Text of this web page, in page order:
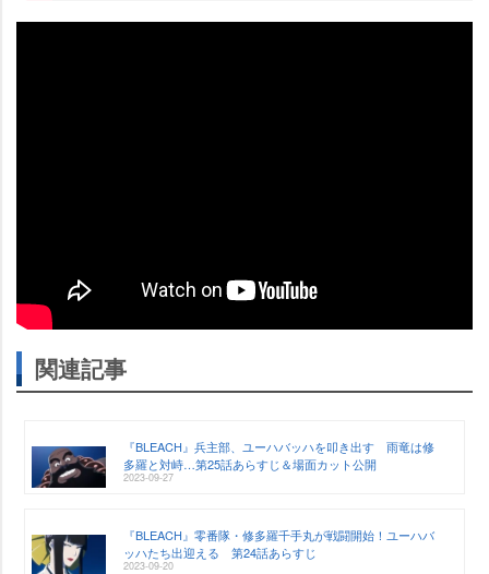
関連記事
『BLEACH』兵主部、ユーハバッハを叩き出す 雨竜は修
多羅と対峙…第25話あらすじ＆場面カット公開
2023-09-27
『BLEACH』零番隊・修多羅千手丸が戦闘開始！ユーハバ
ッハたち出迎える 第24話あらすじ
2023-09-20